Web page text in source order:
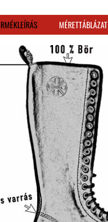
MÉRETTÁBLÁZAT